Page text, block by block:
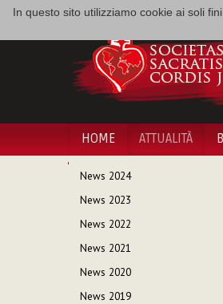
In questo sito utilizziamo cookie ai soli
HOME ATTUALITÀ
NAVIGAZIONE
News 2024
News 2023
News 2022
News 2021
News 2020
News 2019